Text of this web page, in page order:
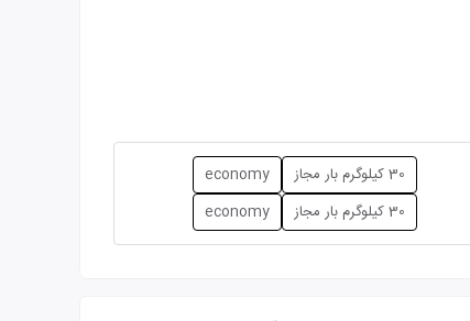
30 کیلوگرم بار مجاز economy
30 کیلوگرم بار مجاز economy